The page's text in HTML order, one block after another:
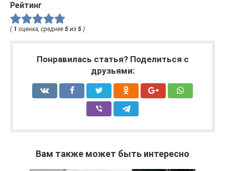
Рейтинг
( 1 оценка, среднее 5 из 5 )
Понравилась статья? Поделиться с
друзьями:
Вам также может быть интересно